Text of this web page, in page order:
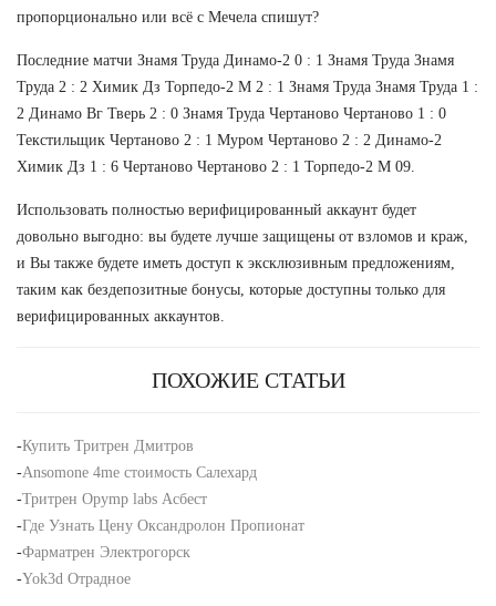
пропорционально или всё с Мечела спишут?
Последние матчи Знамя Труда Динамо-2 0 : 1 Знамя Труда Знамя
Труда 2 : 2 Химик Дз Торпедо-2 М 2 : 1 Знамя Труда Знамя Труда 1 :
2 Динамо Вг Тверь 2 : 0 Знамя Труда Чертаново Чертаново 1 : 0
Текстильщик Чертаново 2 : 1 Муром Чертаново 2 : 2 Динамо-2
Химик Дз 1 : 6 Чертаново Чертаново 2 : 1 Торпедо-2 М 09.
Использовать полностью верифицированный аккаунт будет
довольно выгодно: вы будете лучше защищены от взломов и краж,
и Вы также будете иметь доступ к эксклюзивным предложениям,
таким как бездепозитные бонусы, которые доступны только для
верифицированных аккаунтов.
ПОХОЖИЕ СТАТЬИ
-Купить Тритрен Дмитров
-Ansomone 4me стоимость Салехард
-Тритрен Opymp labs Асбест
-Где Узнать Цену Оксандролон Пропионат
-Фарматрен Электрогорск
-Yok3d Отрадное